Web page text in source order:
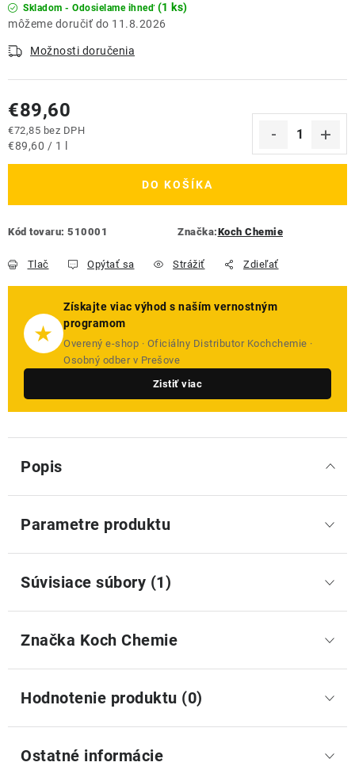
Skladom - Odosielame ihneď (1 ks)
11.8.2026
Možnosti doručenia
€89,60
€72,85 bez DPH
Jednotková cena:
€89,60 / 1 l
DO KOŠÍKA
Kód tovaru: 510001 Značka:Koch Chemie
Tlač Opýtať sa Strážiť Zdieľať
★
Získajte viac výhod s naším vernostným
programom
Overený e-shop · Oficiálny Distributor Kochchemie ·
Osobný odber v Prešove
Zistiť viac
Popis
Parametre produktu
Súvisiace súbory (1)
Značka Koch Chemie
Hodnotenie produktu (0)
Ostatné informácie